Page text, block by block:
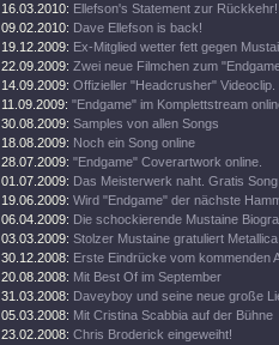
16.03.2010: Ellefson's Statement zur Rückkehr!
09.02.2010: Dave Ellefson is back!
19.12.2009: Ex-Mitglied wetter fett gegen
22.09.2009: Zwei neue Filmchen zum
14.09.2009: Offizieller "Headcrusher" Videoclip.
11.09.2009: "Endgame" im Komplettstream
30.08.2009: Samples von allen Songs
18.08.2009: Noch ein Song online
28.07.2009: "Endgame" Coverartwork online.
01.07.2009: Das Meisterwerk naht. Gratis
19.06.2009: Wird "Endgame" der nächste
06.04.2009: Die schockierende Mustaine
03.03.2009: Stolzer Mustaine gratuliert
30.12.2008: Erste Eindrücke vom kommenden
20.08.2008: Mit Best Of im September
31.03.2008: Daveyboy und seine neue große
05.03.2008: Mit Cristina Scabbia auf der Bühne
23.02.2008: Chris Broderick eingeweiht!